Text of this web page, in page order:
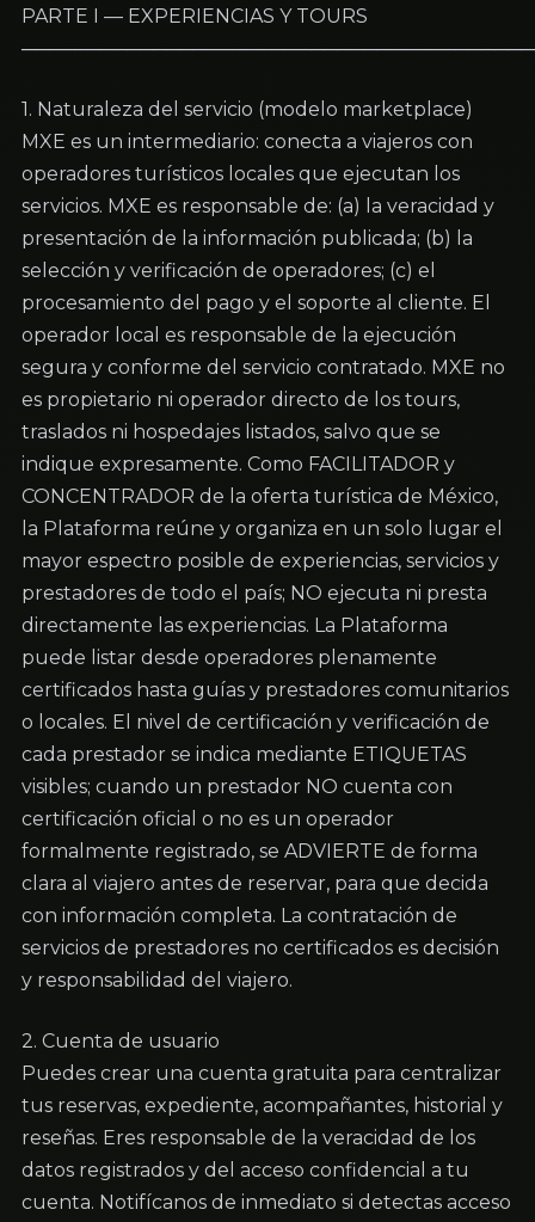
PARTE I — EXPERIENCIAS Y TOURS
1. Naturaleza del servicio (modelo marketplace)
MXE es un intermediario: conecta a viajeros con
operadores turísticos locales que ejecutan los
servicios. MXE es responsable de: (a) la veracidad y
presentación de la información publicada; (b) la
selección y verificación de operadores; (c) el
procesamiento del pago y el soporte al cliente. El
operador local es responsable de la ejecución
segura y conforme del servicio contratado. MXE no
es propietario ni operador directo de los tours,
traslados ni hospedajes listados, salvo que se
indique expresamente. Como FACILITADOR y
CONCENTRADOR de la oferta turística de México,
la Plataforma reúne y organiza en un solo lugar el
mayor espectro posible de experiencias, servicios y
prestadores de todo el país; NO ejecuta ni presta
directamente las experiencias. La Plataforma
puede listar desde operadores plenamente
certificados hasta guías y prestadores comunitarios
o locales. El nivel de certificación y verificación de
cada prestador se indica mediante ETIQUETAS
visibles; cuando un prestador NO cuenta con
certificación oficial o no es un operador
formalmente registrado, se ADVIERTE de forma
clara al viajero antes de reservar, para que decida
con información completa. La contratación de
servicios de prestadores no certificados es decisión
y responsabilidad del viajero.
2. Cuenta de usuario
Puedes crear una cuenta gratuita para centralizar
tus reservas, expediente, acompañantes, historial y
reseñas. Eres responsable de la veracidad de los
datos registrados y del acceso confidencial a tu
cuenta. Notifícanos de inmediato si detectas acceso